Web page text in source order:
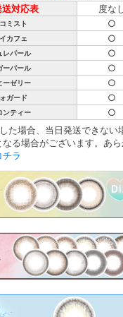
送対応表
度な
ミスト ○
カフェ ○
レパール ○
ーパール ○
ーゼリー ○
ガード ○
ンティー ○
た場合、当日発送できない
る場合がございます。あ
チラ